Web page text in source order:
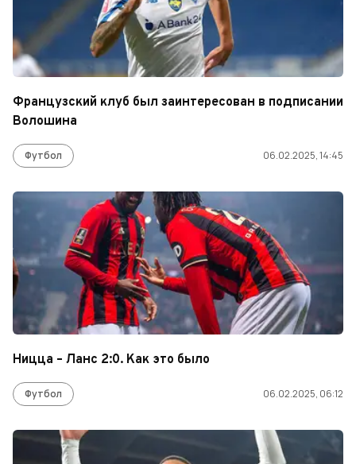
Французский клуб был заинтересован в подписании
Волошина
Футбол 06.02.2025, 14:45
Ницца – Ланс 2:0. Как это было
Футбол 06.02.2025, 06:12